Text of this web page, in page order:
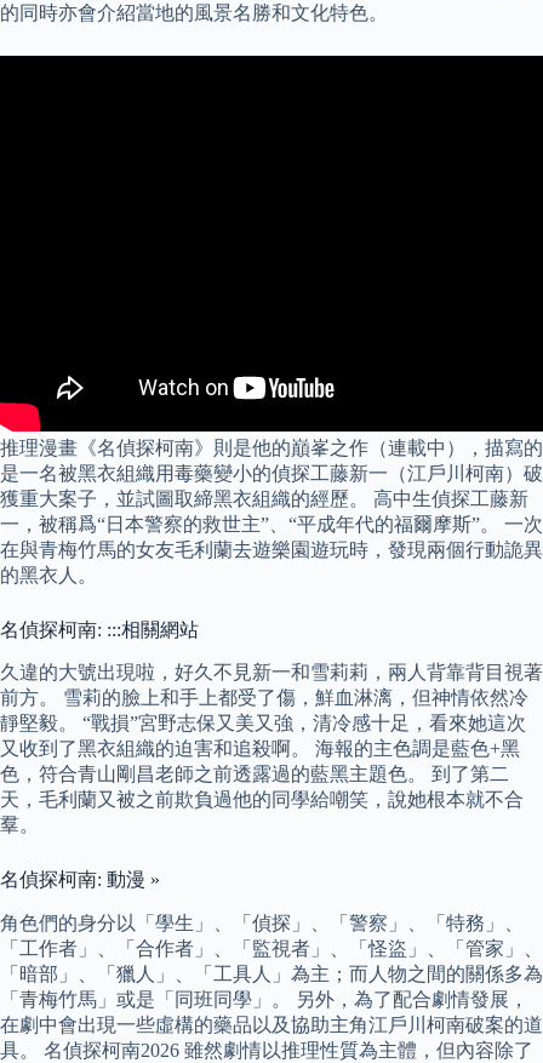
的同時亦會介紹當地的風景名勝和文化特色。
推理漫畫《名偵探柯南》則是他的巔峯之作（連載中），描寫的
是一名被黑衣組織用毒藥變小的偵探工藤新一（江戶川柯南）破
獲重大案子，並試圖取締黑衣組織的經歷。 高中生偵探工藤新
一，被稱爲“日本警察的救世主”、“平成年代的福爾摩斯”。 一次
在與青梅竹馬的女友毛利蘭去遊樂園遊玩時，發現兩個行動詭異
的黑衣人。
名偵探柯南: :::相關網站
久違的大號出現啦，好久不見新一和雪莉莉，兩人背靠背目視著
前方。 雪莉的臉上和手上都受了傷，鮮血淋漓，但神情依然冷
靜堅毅。 “戰損”宮野志保又美又強，清冷感十足，看來她這次
又收到了黑衣組織的迫害和追殺啊。 海報的主色調是藍色+黑
色，符合青山剛昌老師之前透露過的藍黑主題色。 到了第二
天，毛利蘭又被之前欺負過他的同學給嘲笑，說她根本就不合
羣。
名偵探柯南: 動漫 »
角色們的身分以「學生」、「偵探」、「警察」、「特務」、
「工作者」、「合作者」、「監視者」、「怪盜」、「管家」、
「暗部」、「獵人」、「工具人」為主；而人物之間的關係多為
「青梅竹馬」或是「同班同學」。 另外，為了配合劇情發展，
在劇中會出現一些虛構的藥品以及協助主角江戶川柯南破案的道
具。 名偵探柯南2026 雖然劇情以推理性質為主體，但內容除了